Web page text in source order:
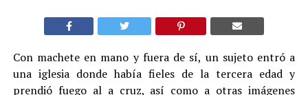
Con machete en mano y fuera de sí, un sujeto entró a
una iglesia donde había fieles de la tercera edad y
prendió fuego al a cruz, así como a otras imágenes